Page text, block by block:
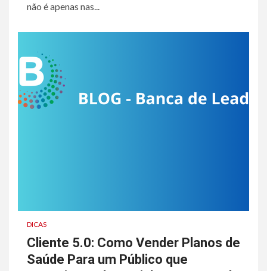
não é apenas nas...
DICAS
Cliente 5.0: Como Vender Planos de
Saúde Para um Público que